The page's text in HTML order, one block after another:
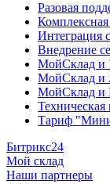
Разовая
Интеграция
Внедрение
МойСклад и
МойСклад и
МойСклад и
Техническая
Тариф
Битрикс24
Мой склад
Наши партнеры